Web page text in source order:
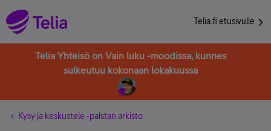
Telia.fi etusivulle
Telia Yhteisö on Vain luku -moodissa, kunnes
sulkeutuu kokonaan lokakuussa
Kysy ja keskustele -palstan arkisto